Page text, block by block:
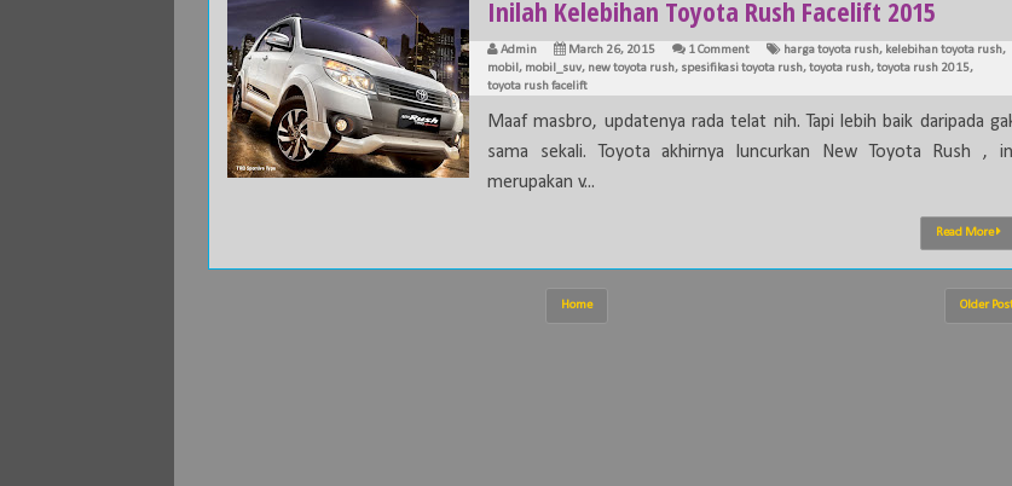
Inilah Kelebihan Toyota Rush Facelift 2015
Admin March 26, 2015 1 Comment harga toyota rush, kelebihan toyota rush,
mobil , mobil_suv, new toyota rush, spesifikasi toyota rush,toyota rush,toyota rush 2015,
toyota rush facelift
Maaf masbro, updatenya rada telat nih. Tapi lebih baik daripada
sama sekali. Toyota akhirnya luncurkan New Toyota Rush ,
merupakan v...
Read More
Older
Home